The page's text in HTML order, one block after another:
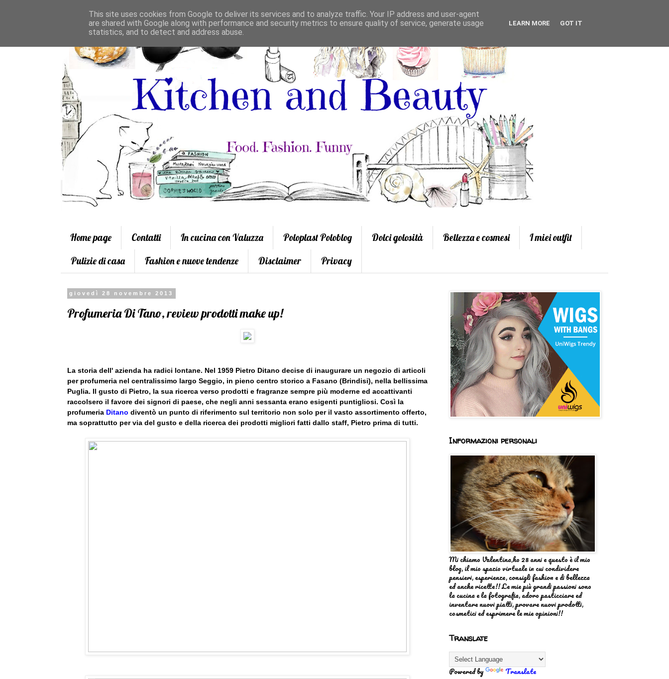
Home page Contatti In cucina con Valuzza Poloplast Poloblog Dolci golosità Bellezza e cosmesi
I miei outfit
Pulizie di casa
Fashion e nuove tendenze Disclaimer Privacy
giovedì 28 novembre 2013
Profumeria Di Tano, review prodotti make up!
La storia dell' azienda ha radici lontane. Nel 1959 Pietro Ditano decise di inaugurare un negozio di articoli
per profumeria nel centralissimo largo Seggio, in pieno centro storico a Fasano (Brindisi), nella bellissima
Puglia. Il gusto di Pietro, la sua ricerca verso prodotti e fragranze sempre più moderne ed accattivanti
raccolsero il favore dei signori di paese, che negli anni sessanta erano esigenti puntigliosi. Così la
profumeria Ditano diventò un punto di riferimento sul territorio non solo per il vasto assortimento offerto,
ma soprattutto per via del gusto e della ricerca dei prodotti migliori fatti dallo staff, Pietro prima di tutti.
Informazioni personali
Mi chiamo Valentina,ho 28 anni e questo è il mio
blog, il mio spazio virtuale in cui condividere
pensieri, esperienze, consigli fashion e di bellezza
ed anche ricette!! Le mie più grandi passioni sono
la cucina e la fotografia, adoro pasticciare ed
inventare nuovi piatti, provare nuovi prodotti,
cosmetici ed esprimere le mie opinioni!!
Translate
Powered by Translate
This site uses cookies from Google to deliver its services and to analyze traffic. Your IP address and user-agent
are shared with Google along with performance and security metrics to ensure quality of service, generate usage
statistics, and to detect and address abuse.
LEARN MORE GOT IT